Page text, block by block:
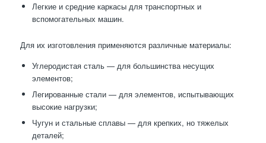
Легкие и средние каркасы для транспортных и
вспомогательных машин.
Для их изготовления применяются различные материалы:
Углеродистая сталь — для большинства несущих
элементов;
Легированные стали — для элементов, испытывающих
высокие нагрузки;
Чугун и стальные сплавы — для крепких, но тяжелых
деталей;